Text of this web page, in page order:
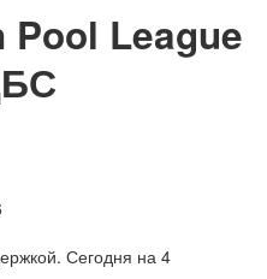
Pool League
Сегодня на 4